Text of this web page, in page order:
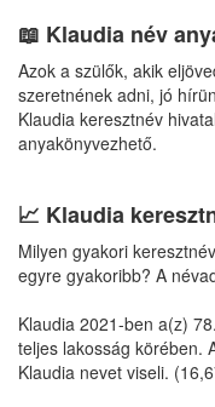
📖 Klaudia név
Azok a szülők, akik
szeretnének adni, jó
Klaudia keresztnév
anyakönyvezhető.
📈 Klaudia
Milyen gyakori
egyre gyakoribb? A
Klaudia 2021-ben a(z)
teljes lakosság körében.
Klaudia nevet viseli.